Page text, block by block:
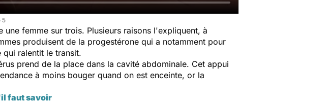
5
femme sur trois. Plusieurs raisons l'expliquent, à
produisent de la progestérone qui a notamment pour
ralentit le transit.
prend de la place dans la cavité abdominale. Cet appui
à moins bouger quand on est enceinte, or la
faut savoir